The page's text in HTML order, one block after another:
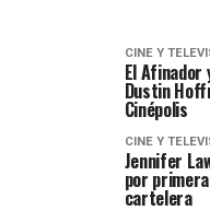
CINE Y
El Afinador
Dustin
Cinépolis
CINE Y
Jennifer
por
cartelera